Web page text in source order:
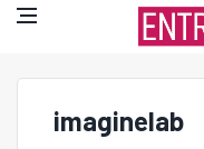
imaginelab